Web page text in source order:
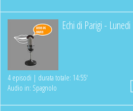
Echi di Parigi -
4 episodi | durata totale: 14:55'
Audio in: Spagnolo